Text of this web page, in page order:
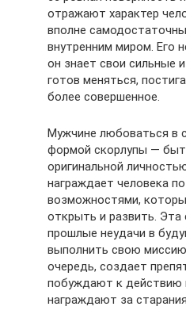
отражают характер
вполне
внутренним миром. Его
он знает свои сильные
готов меняться,
более совершенное.
Мужчине любоваться в
формой скорлупы —
оригинальной
награждает человека
возможностями,
открыть и развить.
прошлые неудачи в
выполнить свою
очередь, создает
побуждают к действию
награждают за